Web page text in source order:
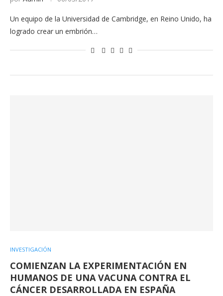
Un equipo de la Universidad de Cambridge, en Reino Unido, ha
logrado crear un embrión…
INVESTIGACIÓN
COMIENZAN LA EXPERIMENTACIÓN EN
HUMANOS DE UNA VACUNA CONTRA EL
CÁNCER DESARROLLADA EN ESPAÑA